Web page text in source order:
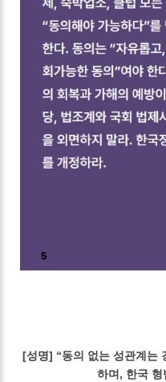
[성명] “동의 없는 성관계는
하며, 한국